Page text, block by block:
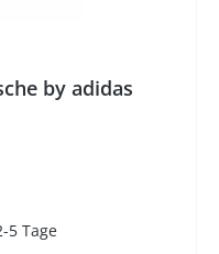
by adidas
5 Tage